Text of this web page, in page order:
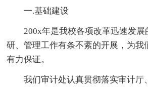
一.基础建设
200x年是我校各项改革迅速发
研、管理工作有条不紊的开展，为我
有力保证。
我们审计处认真贯彻落实审计厅